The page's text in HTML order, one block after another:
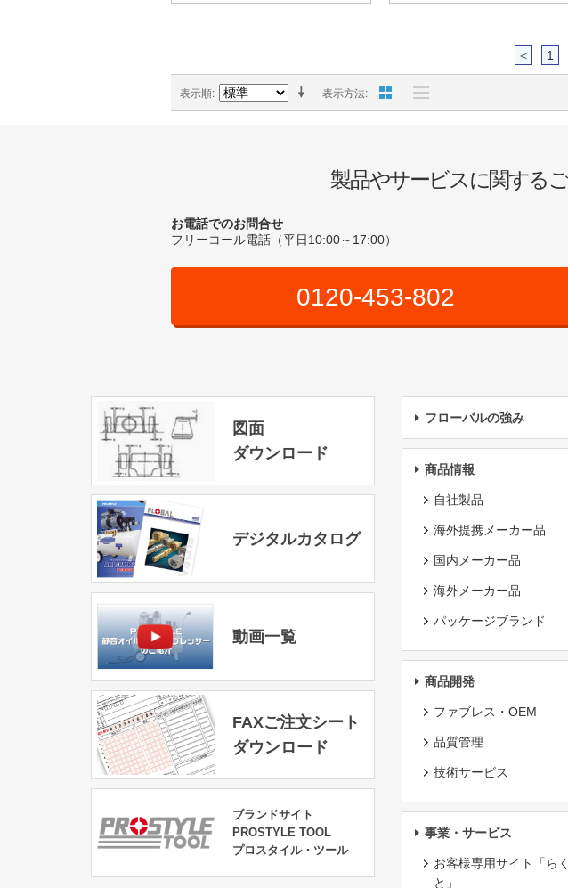
＜ 1
表示方法
表示順
製品やサービスに関する
お電話でのお問合せ
フリーコール電話（平日10:00～17:00）
0120-453-802
図面
ダウンロード
デジタルカタログ
動画一覧
FAXご注文シート
ダウンロード
ブランドサイト
PROSTYLE TOOL
プロスタイル・ツール
フローバルの強み
商品情報
自社製品
海外提携メーカー品
国内メーカー品
海外メーカー品
パッケージブランド
商品開発
ファブレス・OEM
品質管理
技術サービス
事業・サービス
お客様専用サイト「ら
と」